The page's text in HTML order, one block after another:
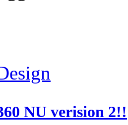
NU verision 2!!